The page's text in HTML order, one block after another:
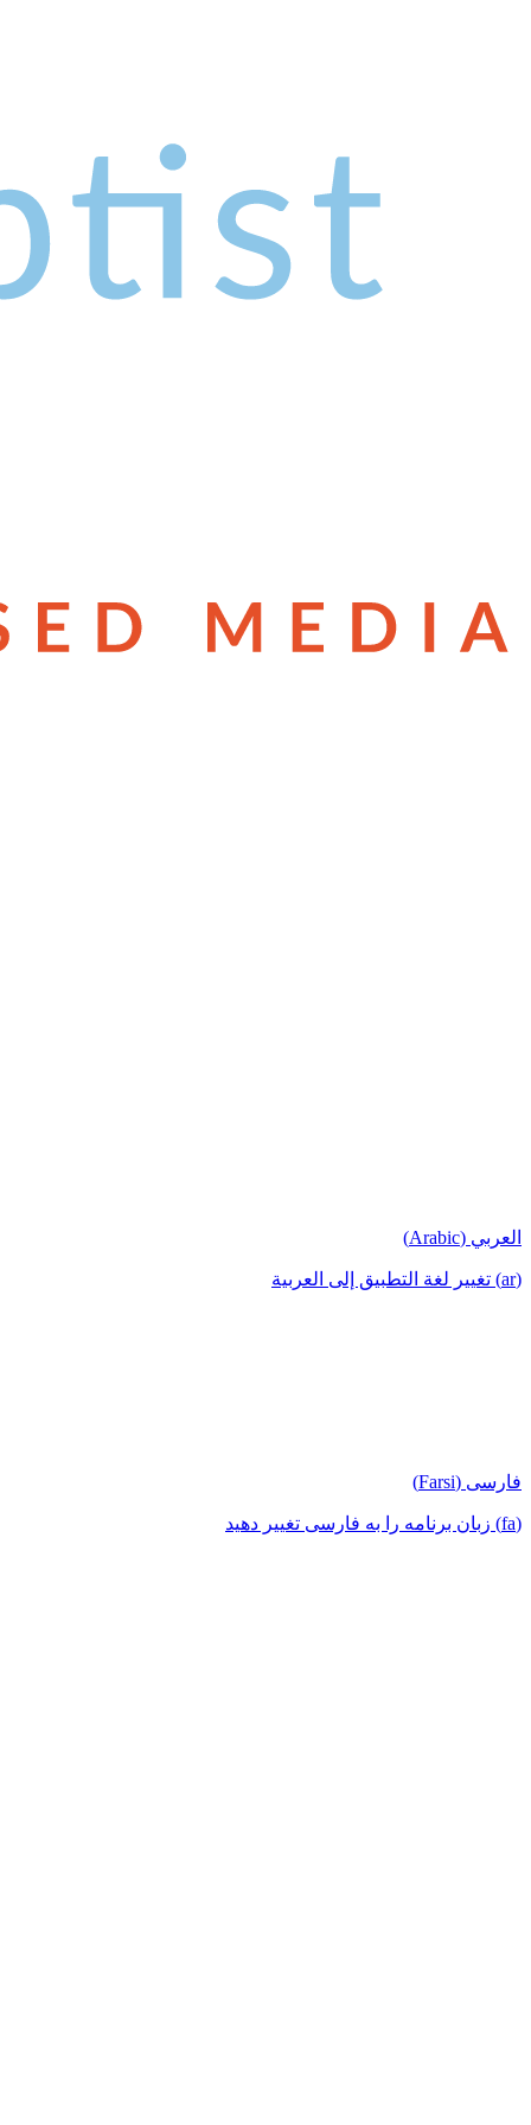
العربي (Arabic)
(ar) تغيير لغة التطبيق إلى العربية
فارسی (Farsi)
(fa) زبان برنامه را به فارسی تغییر دهید